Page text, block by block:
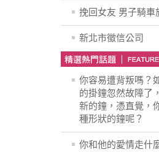
挽回女友 男子騎車
新北市徵信公司
你容易遭背叛嗎？
的掛鐘忽然故障了
新的鐘，憑直覺，
種形狀的鐘呢？
你和他的愛情走什